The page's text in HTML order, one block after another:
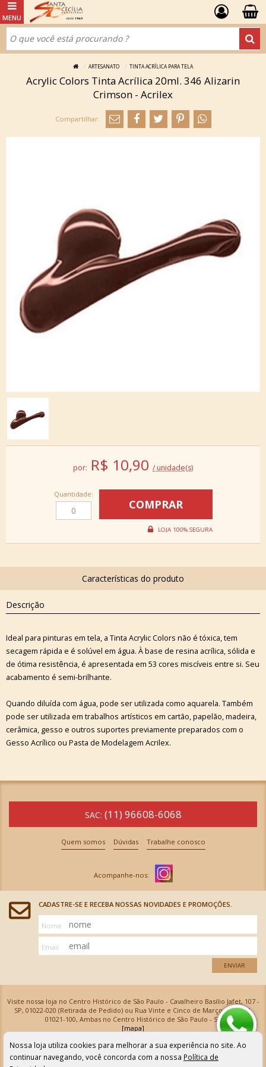
ARTESANATO TINTA ACRÍLICA PARA TELA
Acrylic Colors Tinta Acrílica 20ml. 346 Alizarin
Crimson - Acrilex
por: R$ 10,90 / unidade(s)
Quantidade:
Descrição
Ideal para pinturas em tela, a Tinta Acrylic Colors não é tóxica, tem
secagem rápida e é solúvel em água. À base de resina acrílica, sólida e
de ótima resistência, é apresentada em 53 cores miscíveis entre si. Seu
acabamento é semi-brilhante.
Quando diluída com água, pode ser utilizada como aquarela. Também
pode ser utilizada em trabalhos artísticos em cartão, papelão, madeira,
cerâmica, gesso e outros suportes previamente preparados com o
Gesso Acrílico ou Pasta de Modelagem Acrilex.
SAC: (11) 96608-6068
Quem somos Dúvidas Trabalhe conosco
CADASTRE-SE E RECEBA NOSSAS NOVIDADES E PROMOÇÕES.
Nome
Email
ENVIAR
Visite nossa loja no Centro Histórico de São Paulo - Cavalheiro Basílio Jafet, 107 -
SP, 01022-020 (Retirada de Pedido) ou Rua Vinte e Cinco de Março, 576 - SP,
01021-100, Ambas no Centro Histórico de São Paulo - SP
[mapa]
Armarinhos Santa Cecília Ltda | CNPJ: 61.069.639/0001-18
Os preços e as condições de pagamento apresentadas na loja virtual não valem para nossa loja física e
podem sofrer alterações sem aviso prévio. Vendas com cartão de crédito sujeitas a análise e
confirmação de dados.
Nossa loja utiliza cookies para melhorar a sua experiência no site. Ao
continuar navegando, você concorda com a nossa Política de